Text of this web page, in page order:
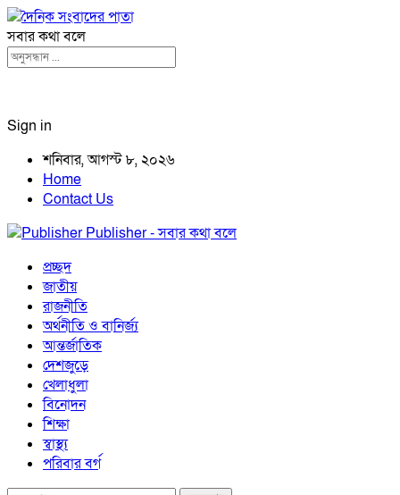
সবার কথা বলে
Sign in
শনিবার, আগস্ট ৮, ২০২৬
Home
Contact Us
Publisher - সবার কথা বলে
প্রচ্ছদ
জাতীয়
রাজনীতি
অর্থনীতি ও বানির্জ্য
আন্তর্জাতিক
দেশজুড়ে
খেলাধুলা
বিনোদন
শিক্ষা
স্বাস্থ্য
পরিবার বর্গ